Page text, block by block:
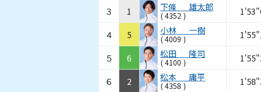
３
1 下條 雄太郎
( 4352 )
４
5 小林 一樹
( 4009 )
５
6 松田 隆司
( 4100 )
６
2 松本 庸平
( 4358 )